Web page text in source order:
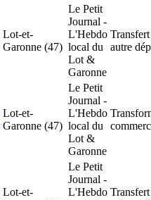
Lot-et-
Garonne (47)
Le Petit
Journal -
L'Hebdo
local du
Lot &
Garonne
autre
Lot-et-
Garonne (47)
Le Petit
Journal -
L'Hebdo
local du
Lot &
Garonne
Lot-et-
Le Petit
Journal -
L'Hebdo